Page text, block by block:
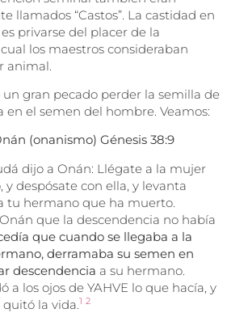
llamados “Castos”. La castidad en
privarse del placer de la
los maestros consideraban
animal.
un gran pecado perder la semilla de
en el semen del hombre. Veamos:
(onanismo) Génesis 38:9
dijo a Onán: Llégate a la mujer
despósate con ella, y levanta
tu hermano que ha muerto.
que la descendencia no había
que cuando se llegaba a la
derramaba su semen en
descendencia a su hermano.
a los ojos de YAHVE lo que hacía, y
la vida. 1 2